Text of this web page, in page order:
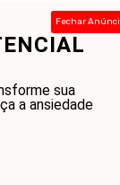
sua
a ansiedade
Fechar
Menu